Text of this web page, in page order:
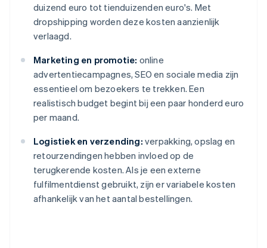
duizend euro tot tienduizenden euro's. Met
dropshipping worden deze kosten aanzienlijk
verlaagd.
Marketing en promotie: online
advertentiecampagnes, SEO en sociale media zijn
essentieel om bezoekers te trekken. Een
realistisch budget begint bij een paar honderd euro
per maand.
Logistiek en verzending: verpakking, opslag en
retourzendingen hebben invloed op de
terugkerende kosten. Als je een externe
fulfilmentdienst gebruikt, zijn er variabele kosten
afhankelijk van het aantal bestellingen.